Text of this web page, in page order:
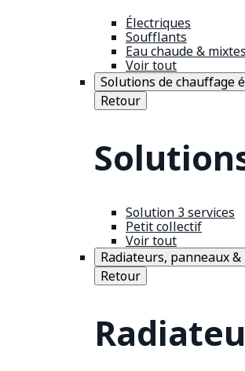
Électriques
Soufflants
Eau chaude & mixtes
Voir tout
Solutions de chauffage
Retour
Solution 3 services
Petit collectif
Voir tout
Radiateurs, panneaux
Retour